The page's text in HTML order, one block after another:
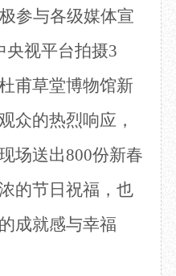
参与各级媒体宣
央视平台拍摄3
甫草堂博物馆新
众的热烈响应，
场送出800份新春
的节日祝福，也
成就感与幸福